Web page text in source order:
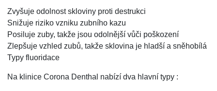
Zvyšuje odolnost skloviny proti destrukci
Snižuje riziko vzniku zubního kazu
Posiluje zuby, takže jsou odolnější vůči poškození
Zlepšuje vzhled zubů, takže sklovina je hladší a sněhobílá
Typy fluoridace
Na klinice Corona Denthal nabízí dva hlavní typy :